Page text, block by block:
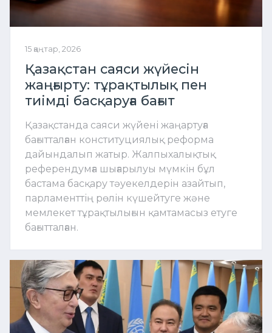
15 қаңтар, 2026
Қазақстан саяси жүйесін
жаңғырту: тұрақтылық пен
тиімді басқаруға бағыт
Қазақстанда саяси жүйені жаңартуға
бағытталған конституциялық реформа
дайындалып жатыр. Жалпыхалықтық
референдумға шығарылуы мүмкін бұл
бастама басқару тәуекелдерін азайтып,
парламенттің рөлін күшейтуге және
мемлекет тұрақтылығын қамтамасыз етуге
бағытталған.